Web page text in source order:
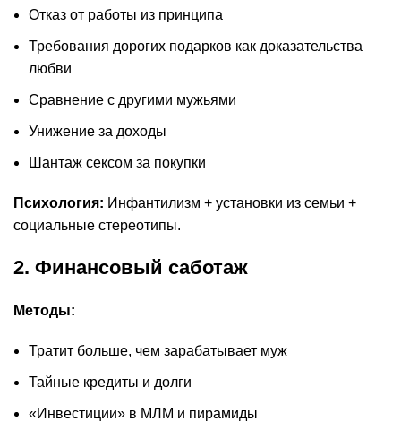
Отказ от работы из принципа
Требования дорогих подарков как доказательства
любви
Сравнение с другими мужьями
Унижение за доходы
Шантаж сексом за покупки
Психология: Инфантилизм + установки из семьи +
социальные стереотипы.
2. Финансовый саботаж
Методы:
Тратит больше, чем зарабатывает муж
Тайные кредиты и долги
«Инвестиции» в МЛМ и пирамиды